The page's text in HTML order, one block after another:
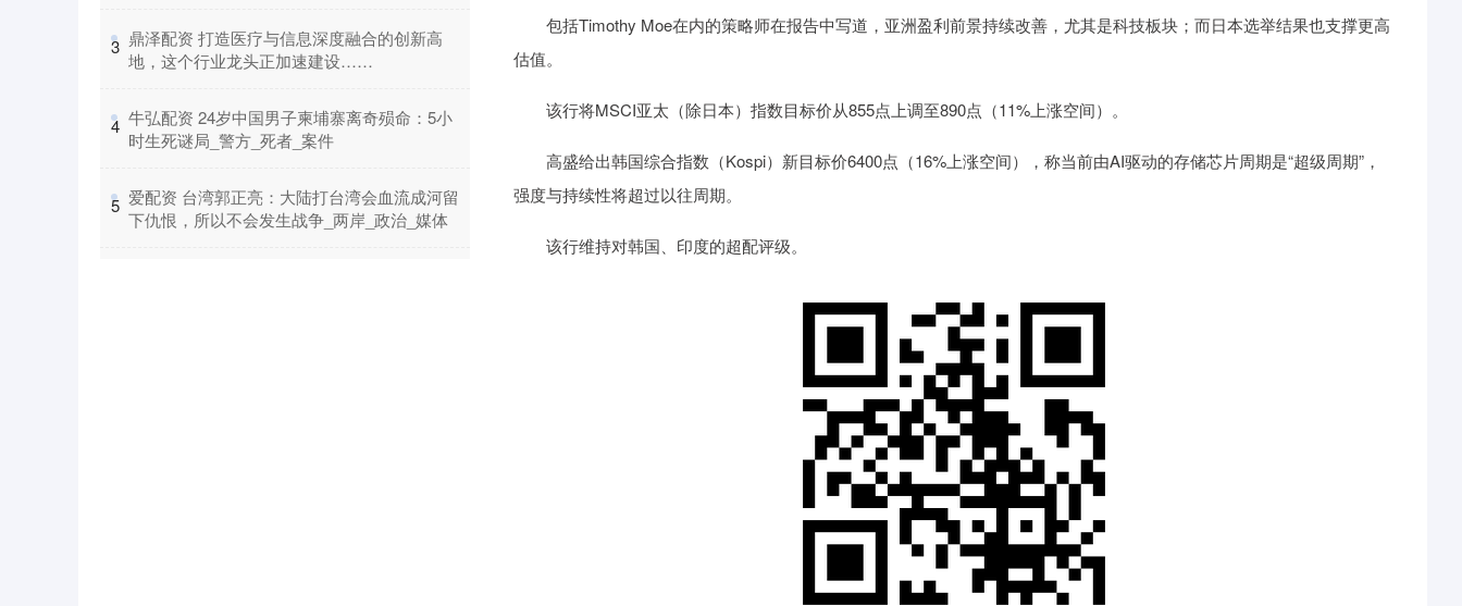
包括Timothy Moe在内的策略师在报告中写道，亚洲盈利前景持续改善，尤其是科技板块；而日本选举结果也支撑更高
估值。
该行将MSCI亚太（除日本）指数目标价从855点上调至890点（11%上涨空间）。
高盛给出韩国综合指数（Kospi）新目标价6400点（16%上涨空间），称当前由AI驱动的存储芯片周期是“超级周期”，
强度与持续性将超过以往周期。
该行维持对韩国、印度的超配评级。
3 ​鼎泽配资 打造医疗与信息深度融合的创新高
地，这个行业龙头正加速建设……
4 ​牛弘配资 24岁中国男子柬埔寨离奇殒命：5小
时生死谜局_警方_死者_案件
5 ​爱配资 台湾郭正亮：大陆打台湾会血流成河留
下仇恨，所以不会发生战争_两岸_政治_媒体